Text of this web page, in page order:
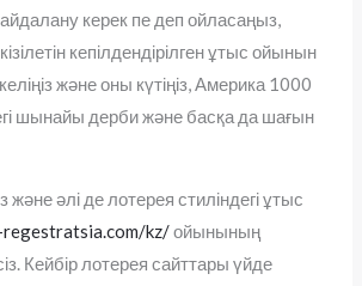
керек пе деп ойласаңыз,
кепілдендірілген ұтыс ойынын
және оны күтіңіз, Америка 1000
шынайы дерби және басқа да шағын
және әлі де лотерея стиліндегі ұтыс
kz/ойынының
Кейбір лотерея сайттары үйде